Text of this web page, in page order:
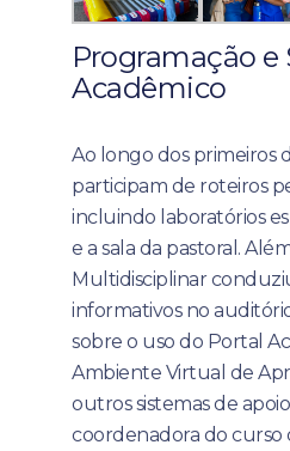
Programação e
Acadêmico
Ao longo dos primeiros
participam de roteiros
incluindo laboratórios
e a sala da pastoral.
Multidisciplinar
informativos no
sobre o uso do Portal
Ambiente Virtual de
outros sistemas de
coordenadora do curso